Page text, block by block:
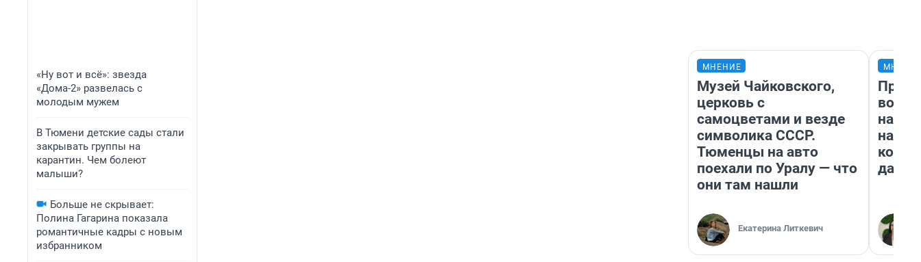
«Ну вот и всё»: звезда
«Дома-2» развелась с
молодым мужем
В Тюмени детские сады стали
закрывать группы на
карантин. Чем болеют
малыши?
Больше не скрывает:
Полина Гагарина показала
романтичные кадры с новым
избранником
МНЕНИЕ
Музей Чайковского,
церковь с
самоцветами и везде
символика СССР.
Тюменцы на авто
поехали по Уралу — что
они там нашли
Екатерина Литкевич
нам
даже